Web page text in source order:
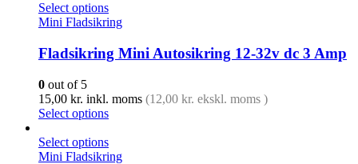
Select options
Mini Fladsikring
Fladsikring Mini Autosikring 12-32v dc 3 Amp
0 out of 5
15,00 kr. inkl. moms (12,00 kr. ekskl. moms )
Select options
Select options
Mini Fladsikring